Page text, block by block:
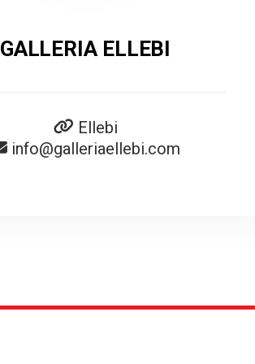
GALLERIA ELLEBI
Ellebi
info@galleriaellebi.com